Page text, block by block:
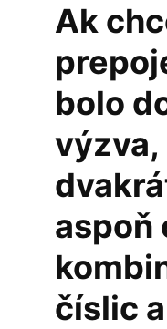
Ak
bolo
výzva,
aspoň
číslic